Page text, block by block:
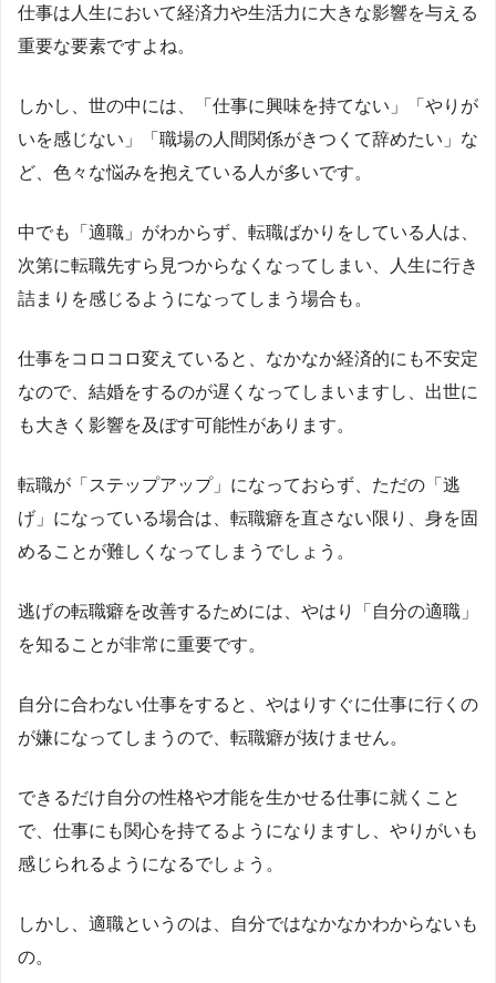
仕事は人生において経済力や生活力に大きな影響を与える
重要な要素ですよね。
しかし、世の中には、「仕事に興味を持てない」「やりが
いを感じない」「職場の人間関係がきつくて辞めたい」な
ど、色々な悩みを抱えている人が多いです。
中でも「適職」がわからず、転職ばかりをしている人は、
次第に転職先すら見つからなくなってしまい、人生に行き
詰まりを感じるようになってしまう場合も。
仕事をコロコロ変えていると、なかなか経済的にも不安定
なので、結婚をするのが遅くなってしまいますし、出世に
も大きく影響を及ぼす可能性があります。
転職が「ステップアップ」になっておらず、ただの「逃
げ」になっている場合は、転職癖を直さない限り、身を固
めることが難しくなってしまうでしょう。
逃げの転職癖を改善するためには、やはり「自分の適職」
を知ることが非常に重要です。
自分に合わない仕事をすると、やはりすぐに仕事に行くの
が嫌になってしまうので、転職癖が抜けません。
できるだけ自分の性格や才能を生かせる仕事に就くこと
で、仕事にも関心を持てるようになりますし、やりがいも
感じられるようになるでしょう。
しかし、適職というのは、自分ではなかなかわからないも
の。